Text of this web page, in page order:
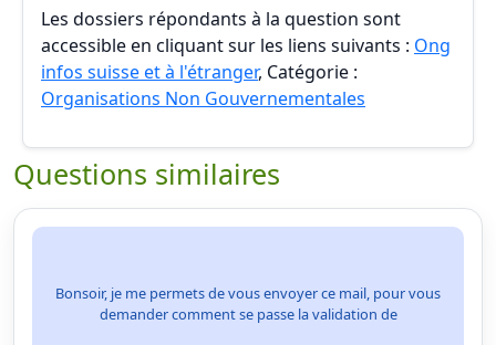
Les dossiers répondants à la question sont
accessible en cliquant sur les liens suivants : Ong
infos suisse et à l'étranger, Catégorie :
Organisations Non Gouvernementales
Questions similaires
Bonsoir, je me permets de vous envoyer ce mail, pour vous
demander comment se passe la validation de